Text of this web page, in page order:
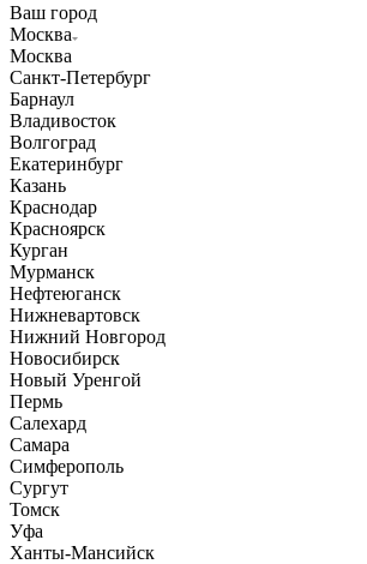
Ваш город
Москва
Москва
Санкт-Петербург
Барнаул
Владивосток
Волгоград
Екатеринбург
Казань
Краснодар
Красноярск
Курган
Мурманск
Нефтеюганск
Нижневартовск
Нижний Новгород
Новосибирск
Новый Уренгой
Пермь
Салехард
Самара
Симферополь
Сургут
Томск
Уфа
Ханты-Мансийск